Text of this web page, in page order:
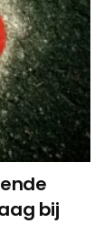
bij